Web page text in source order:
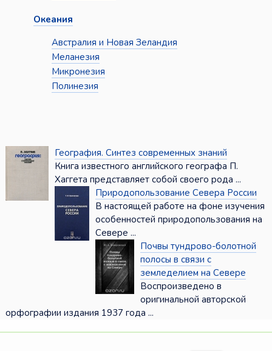
Океания
Австралия и Новая Зеландия
Меланезия
Микронезия
Полинезия
География. Синтез современных знаний
Книга известного английского географа П.
Хаггета представляет собой своего рода ...
Природопользование Севера России
В настоящей работе на фоне изучения
особенностей природопользования на
Севере ...
Почвы тундрово-болотной
полосы в связи с
земледелием на Севере
Воспроизведено в
оригинальной авторской
орфографии издания 1937 года ...